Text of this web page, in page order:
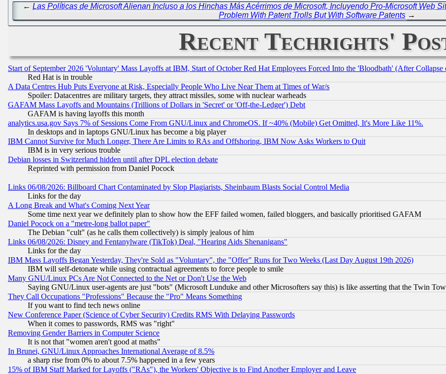
←Las Políticas de Microsoft Alienan Incluso a los Hinchas Más Acérrimos de Microsoft, Incluyendo Pro-Microsoft Web
Problem With Patent Trolls But With Software Patents →
Recent Techrights'
Start of September 2026 'Voluntary' Mass Layoffs at IBM, Start of October Red Hat Employees Forced Into the 'Bloodbath' (After Collapse
Red Hat is in trouble
A Data Centres Hub Puts Everyone at Risk, Especially People Who Live Near Them at Times of War/s
Spoiler: Datacentres are military targets, they attract missiles, some with nuclear warheads
GAFAM Mass Layoffs and Mountains (Trillions of Dollars in 'Secret' or 'Off-the-Ledger') Debt
GAFAM is having layoffs this month
analytics.usa.gov Says 7% of Sessions Come From GNU/Linux and ChromeOS. If ~40% (Mobile) Get Omitted, It's More Like 11%.
In desktops and in laptops GNU/Linux has become a big player
IBM Cannot Survive for Much Longer, There Are Limits to RAs and Offshoring, IBM Now Asks Workers to Quit
IBM is in very serious trouble
Debian losses in Switzerland hidden until after DPL election debate
Reprinted with permission from Daniel Pocock
Links 06/08/2026: Billboard Chart Contaminated by Slop Plagiarists, Sheinbaum Blasts Social Control Media
Links for the day
A Long Break and What's Coming Next Year
Some time next year we definitely plan to show how the EFF failed women, failed bloggers, and basically prioritised GAFAM
Daniel Pocock on a "metre-long ballot paper"
The Debian "cult" (as he calls them collectively) is simply jealous of him
Links 06/08/2026: Disney and Fentanylware (TikTok) Deal, "Hearing Aids Shenanigans"
Links for the day
IBM Mass Layoffs Began Yesterday, They're Sold as "Voluntary", the "Offer" Runs for Two Weeks (Last Day August 19th 2026)
IBM will self-detonate while using contractual agreements to force people to smile
Many GNU/Linux PCs Are Not Connected to the Net or Don't Use the Web
Saying GNU/Linux user-agents are just "bots" (Microsoft Lunduke and other Microsofters say this) is like asserting that the Twin
They Call Occupations "Professions" Because the "Pro" Means Something
If you want to find tech news online
New Conference Paper (Science of Cyber Security) Credits RMS With Delaying Passwords
When it comes to passwords, RMS was "right"
Removing Gender Barriers in Computer Science
It is not that "women aren't good at maths"
In Brunei, GNU/Linux Approaches International Average of 8.5%
a sharp rise from 0% to about 7.5% happened in a few years
15% of IBM Staff Marked for Layoffs ("RAs"), the Workers' Objective is to Find Another Employer and Leave